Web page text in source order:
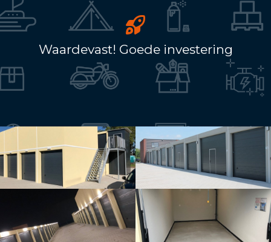
Waardevast! Goede investering